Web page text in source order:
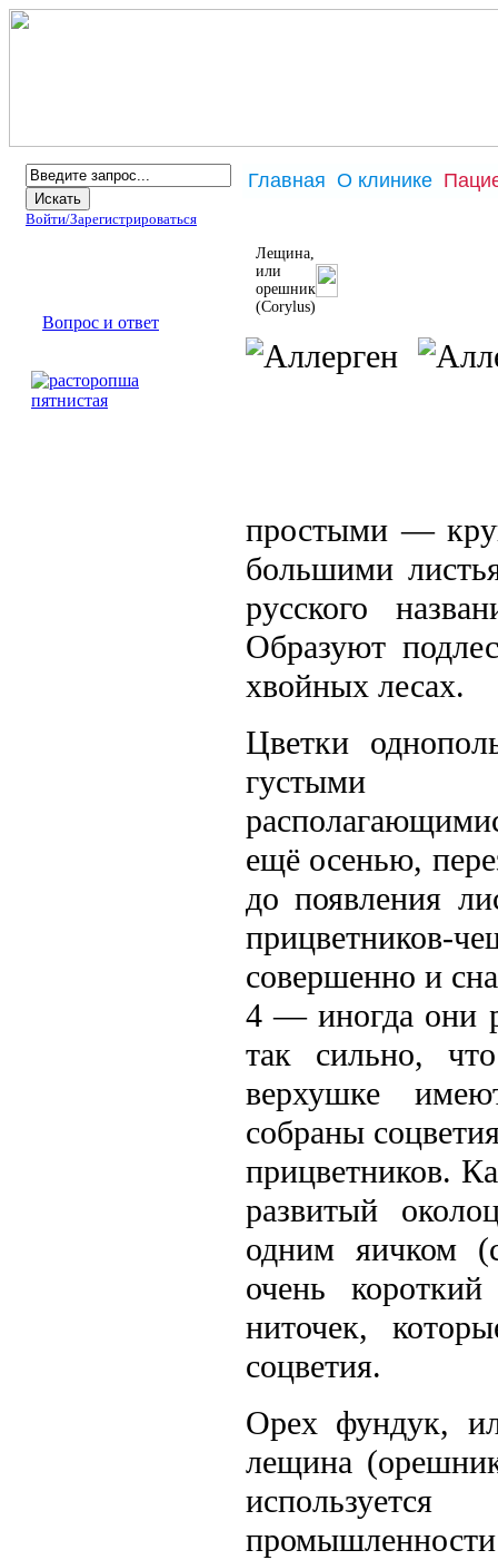
Войти/Зарегистрироваться
Вопрос и ответ
Главная О клинике
Лещина,
или
орешник
(Corylus)
простыми —
большими
русского
Образуют
хвойных лесах.
Цветки
густыми
ещё осенью,
до появления
совершенно и
4 — иногда они
так сильно,
верхушке
собраны
прицветников.
развитый
одним яичком
очень
ниточек,
соцветия.
Орех фундук,
лещина